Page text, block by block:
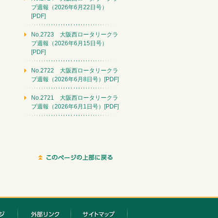
ブ週報（2026年6月22日号）
[PDF]
No.2723 大阪西ロータリークラ
ブ週報（2026年6月15日号）
[PDF]
No.2722 大阪西ロータリークラ
ブ週報（2026年6月8日号）[PDF]
No.2721 大阪西ロータリークラ
ブ週報（2026年6月1日号）[PDF]